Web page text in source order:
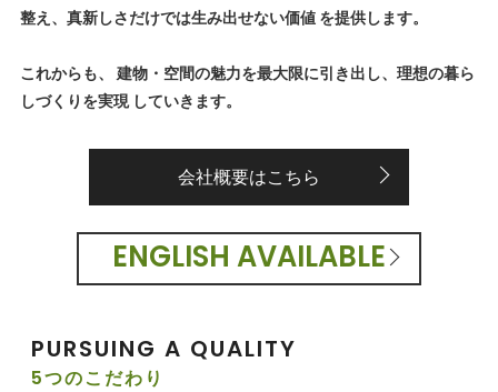
整え、真新しさだけでは生み出せない価値 を提供します。
これからも、 建物・空間の魅力を最大限に引き出し、理想の暮ら
しづくりを実現 していきます。
会社概要はこちら
ENGLISH AVAILABLE
PURSUING A QUALITY
5つのこだわり